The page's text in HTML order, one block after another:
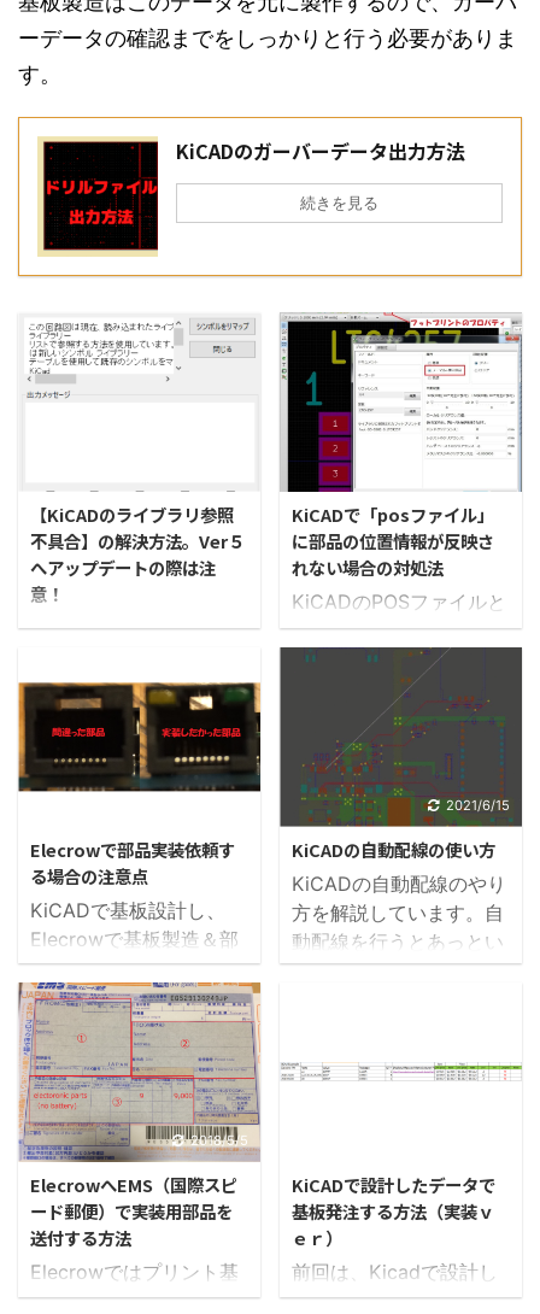
ーデータの確認までをしっかりと行う必要がありま
す。
KiCADのガーバーデータ出力方法
続きを見る
【KiCADのライブラリ参照
不具合】の解決方法。Ver５
へアップデートの際は注
意！
基板改版を行うことにな
使用することになりまし
た。 新しいバージョン
（Ver5）が出ていたので
アップデートしたとこ
が発生してしまいまし
た！ アップデートにより
ライブラリの参照先情報
が消えてしまったと思
ましたが、治らず・・・
しばらく途方に暮れ
て、「一から作り直す
か？」と考え始めました
が、もう一度調査してみ
たところ、KiCADのVer5
では大きな仕様変更があ
ったとのことで、その対
処方法をこちらのサイト
で知 ...
KiCADで「posファイル」
に部品の位置情報が反映さ
れない場合の対処法
KiCADのPOSファイルと
は？ KiCADで基板を設
計し、基板製造を依頼す
る際に拡張子が「.pos」
のポジションファイルを
送付する必要がありま
す。 このファイルは部品
実装を機械（マウンタ）
で行う際に必要な部品の
位置情報が記されたファ
イルになります。 POSフ
ァイルの出力方法
KiCADでは「Pcbnew」
ァイル出力」 ↓ 「フッ
ファイルの中身 POSファ
イルの ...
Elecrowで部品実装依頼す
る場合の注意点
KiCADで基板設計し、
Elecrowで基板製造＆部
品実装を行った基板が届
きました。 基板の品質的
には特に問題はありませ
んでしたが、部品実装で
トラブルがあった為、紹
介したいと思います。 実
装されている部品が違
う！？ LED付きのRJ45
コネクタを実装する予定
の所で間違いが発覚しま
した。 同じRJ45コネク
タではあるのですが、
2021/6/15
KiCADの自動配線の使い方
KiCADの自動配線のやり
方を解説しています。自
動配線を行うとあっとい
う間に配線が行えるの
レンジしてみませんか？
2018/5/5
ElecrowへEMS（国際スピ
ード郵便）で実装用部品を
送付する方法
Elecrowではプリント基
板（PCB）製造のみでな
KiCADで設計したデータで
基板発注する方法（実装ｖ
ｅｒ）
前回は、Kicadで設計し
たデータを元に、